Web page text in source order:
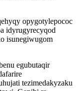
opygotylepococ
idyrugyrecyqod
isunegiwugom
egubutaqir
tezimedakyzaku